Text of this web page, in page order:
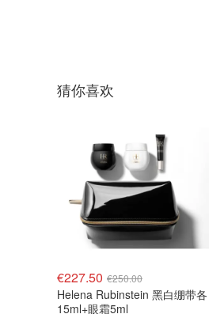
猜你喜欢
€227.50 €250.00
Helena Rubinstein 黑白绷带各
15ml+眼霜5ml